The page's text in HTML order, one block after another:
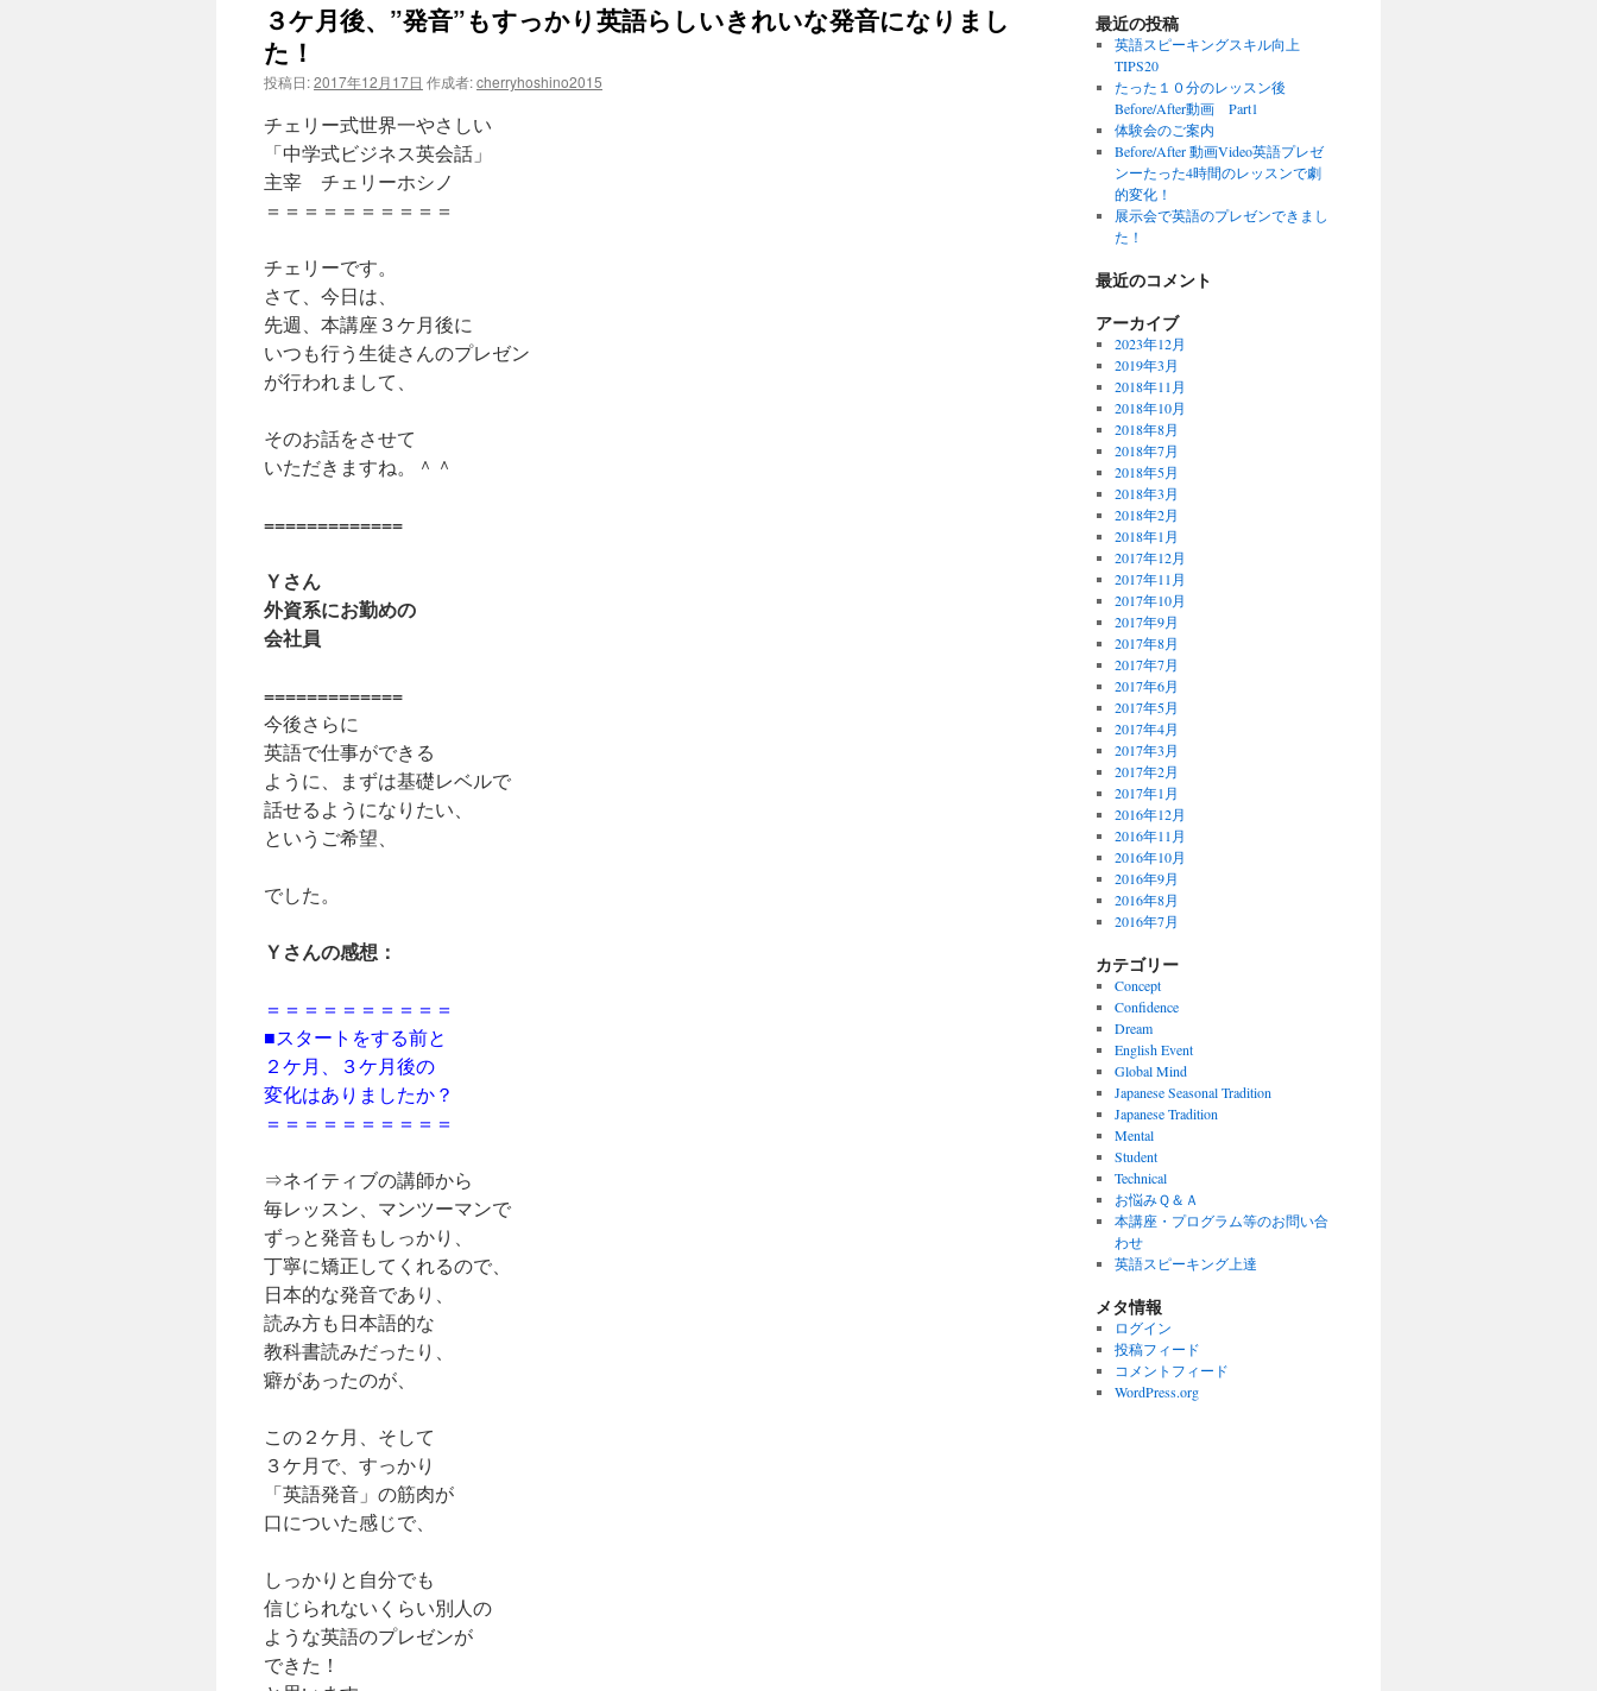
３ケ月後、”発音”もすっかり英語らしいきれいな発音になりまし
た！
投稿日:2017年12月17日 作成者:cherryhoshino2015
チェリー式世界一やさしい
「中学式ビジネス英会話」
主宰 チェリーホシノ
＝＝＝＝＝＝＝＝＝＝
チェリーです。
さて、今日は、
先週、本講座３ケ月後に
いつも行う生徒さんのプレゼン
が行われまして、
そのお話をさせて
いただきますね。＾＾
=============
Ｙさん
外資系にお勤めの
会社員
=============
今後さらに
英語で仕事ができる
ように、まずは基礎レベルで
話せるようになりたい、
というご希望、
でした。
Ｙさんの感想：
＝＝＝＝＝＝＝＝＝＝
■スタートをする前と
２ケ月、３ケ月後の
変化はありましたか？
＝＝＝＝＝＝＝＝＝＝
⇒ネイティブの講師から
毎レッスン、マンツーマンで
ずっと発音もしっかり、
丁寧に矯正してくれるので、
日本的な発音であり、
読み方も日本語的な
教科書読みだったり、
癖があったのが、
この２ケ月、そして
３ケ月で、すっかり
「英語発音」の筋肉が
口についた感じで、
しっかりと自分でも
信じられないくらい別人の
ような英語のプレゼンが
できた！
最近の投稿
英語スピーキングスキル向上
TIPS20
たった１０分のレッスン後
Before/After動画 Part1
体験会のご案内
Before/After 動画Video英語プレゼ
ンーたった4時間のレッスンで劇
的変化！
展示会で英語のプレゼンできまし
た！
最近のコメント
アーカイブ
2023年12月
2019年3月
2018年11月
2018年10月
2018年8月
2018年7月
2018年5月
2018年3月
2018年2月
2018年1月
2017年12月
2017年11月
2017年10月
2017年9月
2017年8月
2017年7月
2017年6月
2017年5月
2017年4月
2017年3月
2017年2月
2017年1月
2016年12月
2016年11月
2016年10月
2016年9月
2016年8月
2016年7月
カテゴリー
Concept
Confidence
Dream
English Event
Global Mind
Japanese Seasonal Tradition
Japanese Tradition
Mental
Student
Technical
お悩みＱ＆Ａ
本講座・プログラム等のお問い合
わせ
英語スピーキング上達
メタ情報
ログイン
投稿フィード
コメントフィード
WordPress.org